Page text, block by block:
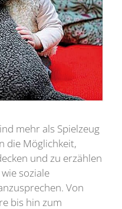
mehr als Spielzeug
die Möglichkeit,
und zu erzählen
soziale
Von
bis hin zum